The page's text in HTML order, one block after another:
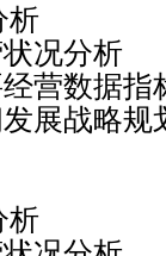
分析
数据指
战略规